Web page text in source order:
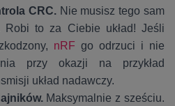
CRC.Nie musisz tego sam
Robi to za Ciebie układ! Jeśli
nRF go odrzuci i nie
przy okazji na przykład
układ nadawczy.
Maksymalnie z sześciu.